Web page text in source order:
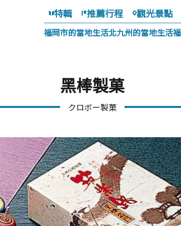
特輯 推薦行程 觀光景點
福岡市的當地生活北九州的當地生活
黑棒製菓
クロボー製菓